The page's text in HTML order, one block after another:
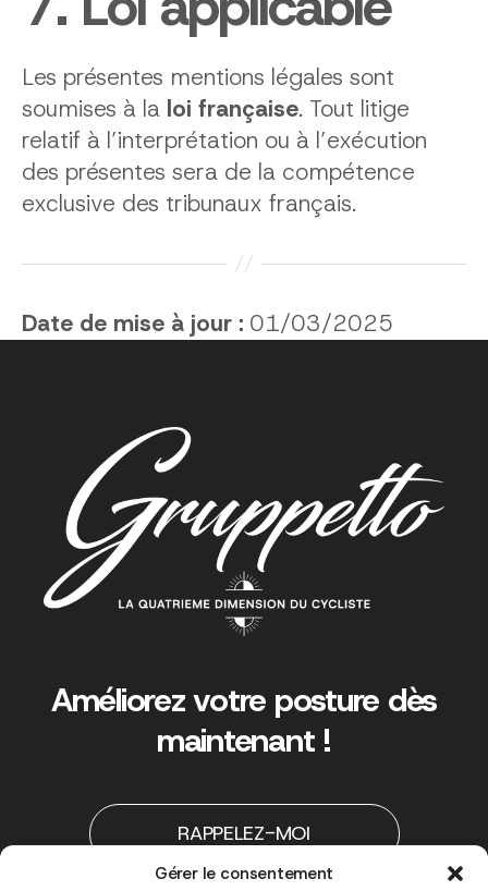
Gérer le consentement
Les présentes mentions légales sont
soumises à la loi française. Tout litige
relatif à l’interprétation ou à l’exécution
des présentes sera de la compétence
exclusive des tribunaux français.
Date de mise à jour : 01/03/2025
Améliorez votre posture dès
maintenant !
RAPPELEZ-MOI